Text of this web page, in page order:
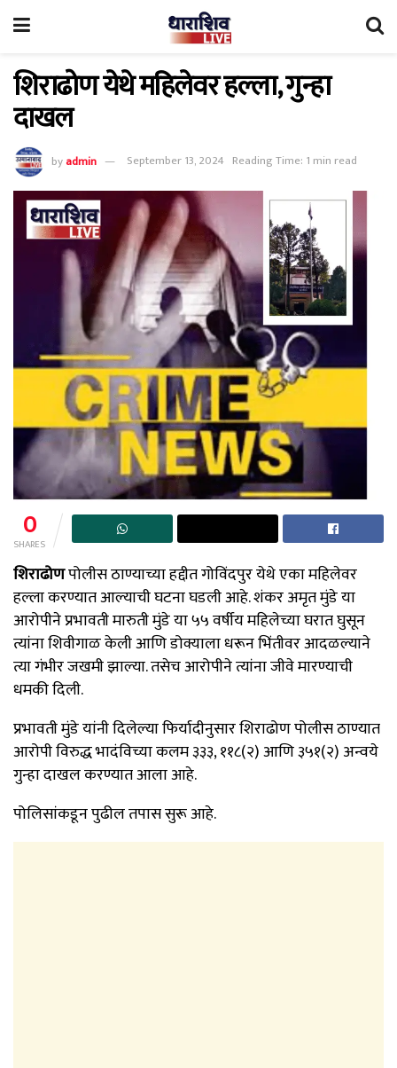
शिराढोण येथे महिलेवर हल्ला, गुन्हा
दाखल
byadmin September 13, 2024 Reading Time: 1 min read
0
SHARES
शिराढोणपोलीस ठाण्याच्या हद्दीत गोविंदपुर येथे एका महिलेवर
हल्ला करण्यात आल्याची घटना घडली आहे. शंकर अमृत मुंडे या
आरोपीने प्रभावती मारुती मुंडे या ५५ वर्षीय महिलेच्या घरात घुसून
त्यांना शिवीगाळ केली आणि डोक्याला धरून भिंतीवर आदळल्याने
त्या गंभीर जखमी झाल्या. तसेच आरोपीने त्यांना जीवे मारण्याची
धमकी दिली.
प्रभावती मुंडे यांनी दिलेल्या फिर्यादीनुसार शिराढोण पोलीस ठाण्यात
आरोपी विरुद्ध भादंविच्या कलम ३३३, ११८(२) आणि ३५१(२) अन्वये
गुन्हा दाखल करण्यात आला आहे.
पोलिसांकडून पुढील तपास सुरू आहे.